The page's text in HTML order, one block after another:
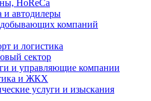
HoReCa
и автодилеры
компаний
и логистика
сектор
и управляющие компании
и ЖКХ
услуги и изыскания